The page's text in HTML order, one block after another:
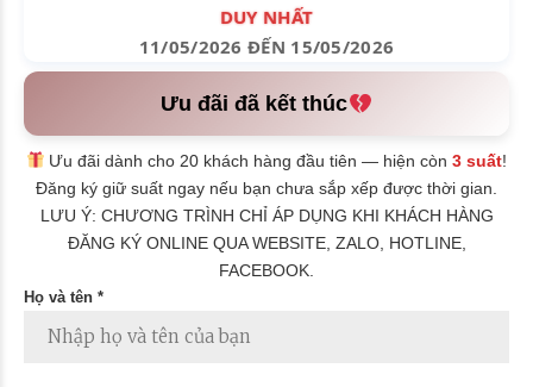
DUY NHẤT
11/05/2026 ĐẾN 15/05/2026
Ưu đãi đã kết thúc
Ưu đãi dành cho 20 khách hàng đầu tiên — hiện còn3 suất!
Đăng ký giữ suất ngay nếu bạn chưa sắp xếp được thời gian.
LƯU Ý: CHƯƠNG TRÌNH CHỈ ÁP DỤNG KHI KHÁCH HÀNG
ĐĂNG KÝ ONLINE QUA WEBSITE, ZALO, HOTLINE,
FACEBOOK.
Họ và tên *